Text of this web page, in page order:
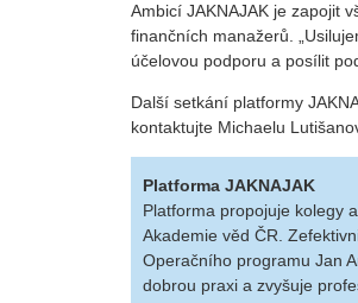
Ambicí JAKNAJAK je zapojit
finančních manažerů.
účelovou podporu a posílit
Další setkání platformy
kontaktujte Michaelu
Platforma JAKNAJAK
Platforma propojuje kolegy
Akademie věd ČR.
Operačního programu Jan
dobrou praxi a zvyšuje